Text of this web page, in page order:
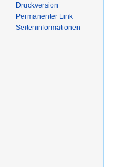
Druckversion
Permanenter Link
Seiten­­informationen